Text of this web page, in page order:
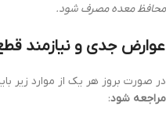
محافظ معده مصرف شود.
عوارض جدی و نیازمند
در صورت بروز هر یک از موارد زیر
مراجعه شود: